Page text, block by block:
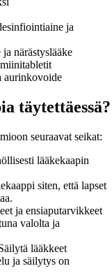
ja
närästyslääke
aurinkovoide
täytettäessä?
seuraavat seikat:
lääkekaapin
siten, että lapset
ja ensiaputarvikkeet
valolta ja
lääkkeet
ja säilytys on